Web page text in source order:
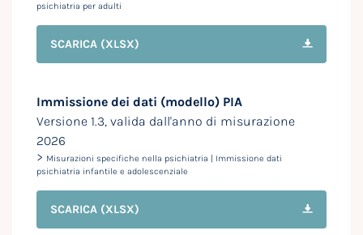
psichiatria per adulti
SCARICA (XLSX)
Immissione dei dati (modello) PIA
Versione 1.3, valida dall'anno di misurazione
2026
> Misurazioni specifiche nella psichiatria | Immissione dati
psichiatria infantile e adolescenziale
SCARICA (XLSX)